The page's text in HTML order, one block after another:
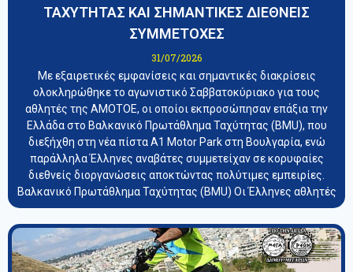
ΤΑΧΥΤΗΤΑΣ ΚΑΙ ΣΗΜΑΝΤΙΚΕΣ ΔΙΕΘΝΕΙΣ
ΣΥΜΜΕΤΟΧΕΣ
31/07/2026
Με εξαιρετικές εμφανίσεις και σημαντικές διακρίσεις
ολοκληρώθηκε το αγωνιστικό Σαββατοκύριακο για τους
αθλητές της ΑΜΟΤΟΕ, οι οποίοι εκπροσώπησαν επάξια την
Ελλάδα στο Βαλκανικό Πρωτάθλημα Ταχύτητας (BMU), που
διεξήχθη στη νέα πίστα A1 Motor Park στη Βουλγαρία, ενώ
παράλληλα Έλληνες αναβάτες συμμετείχαν σε κορυφαίες
διεθνείς διοργανώσεις αποκτώντας πολύτιμες εμπειρίες.
Βαλκανικό Πρωτάθλημα Ταχύτητας (BMU) Οι Έλληνες αθλητές